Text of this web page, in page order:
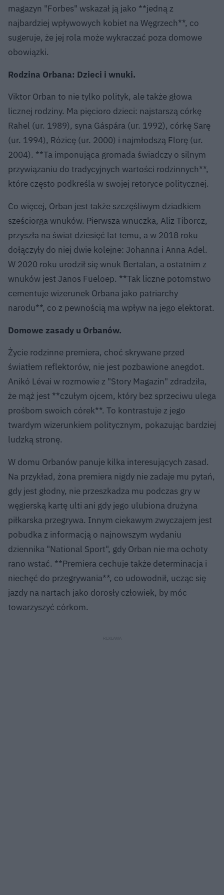
magazyn "Forbes" wskazał ją jako **jedną z
najbardziej wpływowych kobiet na Węgrzech**, co
sugeruje, że jej rola może wykraczać poza domowe
obowiązki.
Rodzina Orbana: Dzieci i wnuki.
Viktor Orban to nie tylko polityk, ale także głowa
licznej rodziny. Ma pięcioro dzieci: najstarszą córkę
Rahel (ur. 1989), syna Gáspára (ur. 1992), córkę Sarę
(ur. 1994), Rózicę (ur. 2000) i najmłodszą Florę (ur.
2004). **Ta imponująca gromada świadczy o silnym
przywiązaniu do tradycyjnych wartości rodzinnych**,
które często podkreśla w swojej retoryce politycznej.
Co więcej, Orban jest także szczęśliwym dziadkiem
sześciorga wnuków. Pierwsza wnuczka, Aliz Tiborcz,
przyszła na świat dziesięć lat temu, a w 2018 roku
dołączyły do niej dwie kolejne: Johanna i Anna Adel.
W 2020 roku urodził się wnuk Bertalan, a ostatnim z
wnuków jest Janos Fueloep. **Tak liczne potomstwo
cementuje wizerunek Orbana jako patriarchy
narodu**, co z pewnością ma wpływ na jego elektorat.
Domowe zasady u Orbanów.
Życie rodzinne premiera, choć skrywane przed
światłem reflektorów, nie jest pozbawione anegdot.
Anikó Lévai w rozmowie z "Story Magazin" zdradziła,
że mąż jest **czułym ojcem, który bez sprzeciwu ulega
prośbom swoich córek**. To kontrastuje z jego
twardym wizerunkiem politycznym, pokazując bardziej
ludzką stronę.
W domu Orbanów panuje kilka interesujących zasad.
Na przykład, żona premiera nigdy nie zadaje mu pytań,
gdy jest głodny, nie przeszkadza mu podczas gry w
węgierską kartę ulti ani gdy jego ulubiona drużyna
piłkarska przegrywa. Innym ciekawym zwyczajem jest
pobudka z informacją o najnowszym wydaniu
dziennika "National Sport", gdy Orban nie ma ochoty
rano wstać. **Premiera cechuje także determinacja i
niechęć do przegrywania**, co udowodnił, ucząc się
jazdy na nartach jako dorosły człowiek, by móc
towarzyszyć córkom.